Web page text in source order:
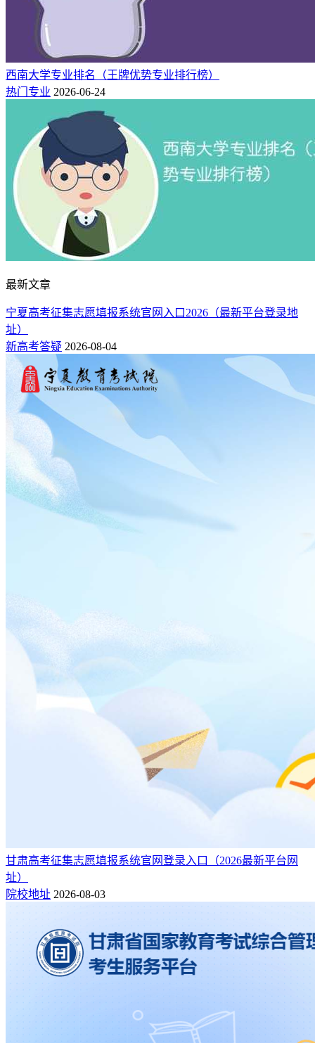
西南大学专业排名（王牌优势专业排行榜）
热门专业 2026-06-24
最新文章
宁夏高考征集志愿填报系统官网入口2026（最新平台登录地
址）
新高考答疑 2026-08-04
甘肃高考征集志愿填报系统官网登录入口（2026最新平台网
址）
院校地址 2026-08-03